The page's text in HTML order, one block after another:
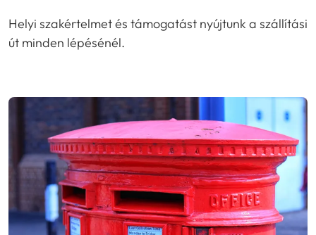
Helyi szakértelmet és támogatást nyújtunk a szállítási
út minden lépésénél.